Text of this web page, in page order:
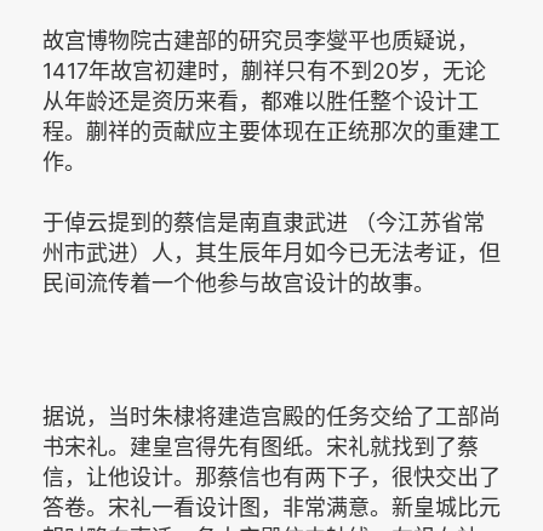
故宫博物院古建部的研究员李燮平也质疑说，
1417年故宫初建时，蒯祥只有不到20岁，无论
从年龄还是资历来看，都难以胜任整个设计工
程。蒯祥的贡献应主要体现在正统那次的重建工
作。
于倬云提到的蔡信是南直隶武进 （今江苏省常
州市武进）人，其生辰年月如今已无法考证，但
民间流传着一个他参与故宫设计的故事。
据说，当时朱棣将建造宫殿的任务交给了工部尚
书宋礼。建皇宫得先有图纸。宋礼就找到了蔡
信，让他设计。那蔡信也有两下子，很快交出了
答卷。宋礼一看设计图，非常满意。新皇城比元